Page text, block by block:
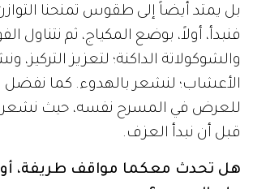
بل يمتد أيضاً إلى طقوس تمنحنا
فنبدأ، أولاً، بوضع المكياج، ثم نتناول
والشوكولاتة الداكنة؛ لتعزيز
الأعشاب؛ لنشعر بالهدوء. كما نفضل
للعرض في المسرح نفسه، حيث نشعر
قبل أن نبدأ العزف.
هل تحدث معكما مواقف طريفة، أو